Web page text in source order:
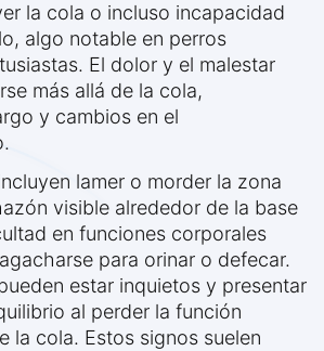
la cola o incluso incapacidad
algo notable en perros
El dolor y el malestar
más allá de la cola,
y cambios en el
lamer o morder la zona
visible alrededor de la base
en funciones corporales
para orinar o defecar.
estar inquietos y presentar
al perder la función
la cola. Estos signos suelen